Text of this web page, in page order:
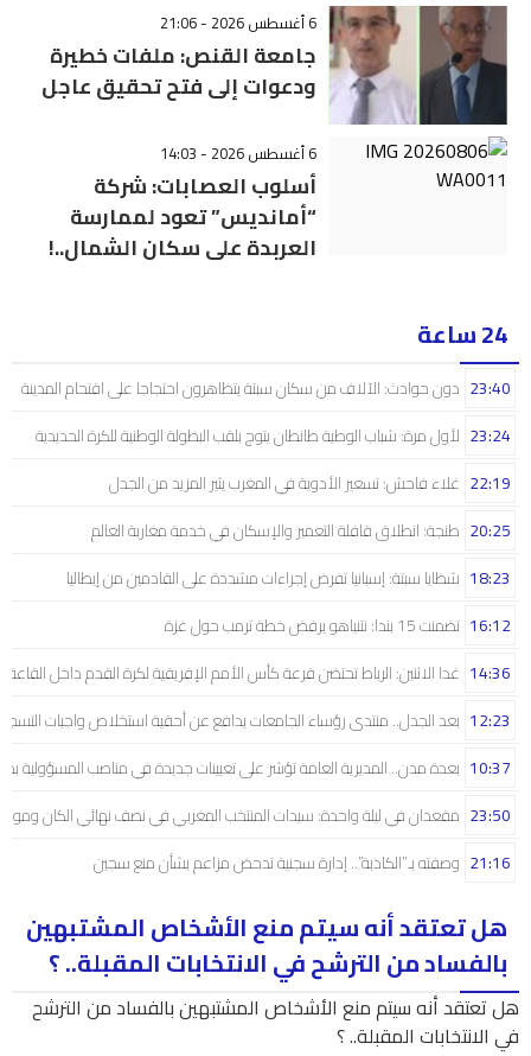
6 أغسطس 2026 - 21:06
جامعة القنص: ملفات خطيرة
ودعوات إلى فتح تحقيق عاجل
6 أغسطس 2026 - 14:03
أسلوب العصابات: شركة
“أمانديس” تعود لممارسة
العربدة على سكان الشمال..!
24 ساعة
دون حوادث: الآلاف من سكان سبتة يتظاهرون احتجاجا على اقتحام المدينة 23:40
لأول مرة: شباب الوطية طانطان يتوج بلقب البطولة الوطنية للكرة الحديدية 23:24
غلاء فاحش: تسعير الأدوية في المغرب يثير المزيد من الجدل 22:19
طنجة: انطلاق قافلة التعمير والإسكان في خدمة مغاربة العالم 20:25
شظايا سبتة: إسبانيا تفرض إجراءات مشددة على القادمين من إيطاليا 18:23
تضمنت 15 بندا: نتنياهو يرفض خطة ترمب حول غزة 16:12
غدا الاثنين: الرباط تحتضن قرعة كأس الأمم الإفريقية لكرة القدم داخل القاعة 14:36
بعد الجدل.. منتدى رؤساء الجامعات يدافع عن أحقية استخلاص واجبات التسجيل 12:23
بعدة مدن.. المديرية العامة تؤشر على تعيينات جديدة في مناصب المسؤولية 10:37
مقعدان في ليلة واحدة: سيدات المنتخب المغربي في نصف نهائي الكان 23:50
وصفته بـ”الكاذبة”.. إدارة سجنية تدحض مزاعم بشأن منع سجين 21:16
هل تعتقد أنه سيتم منع الأشخاص المشتبهين
بالفساد من الترشح في الانتخابات المقبلة.. ؟
هل تعتقد أنه سيتم منع الأشخاص المشتبهين بالفساد من الترشح
في الانتخابات المقبلة.. ؟